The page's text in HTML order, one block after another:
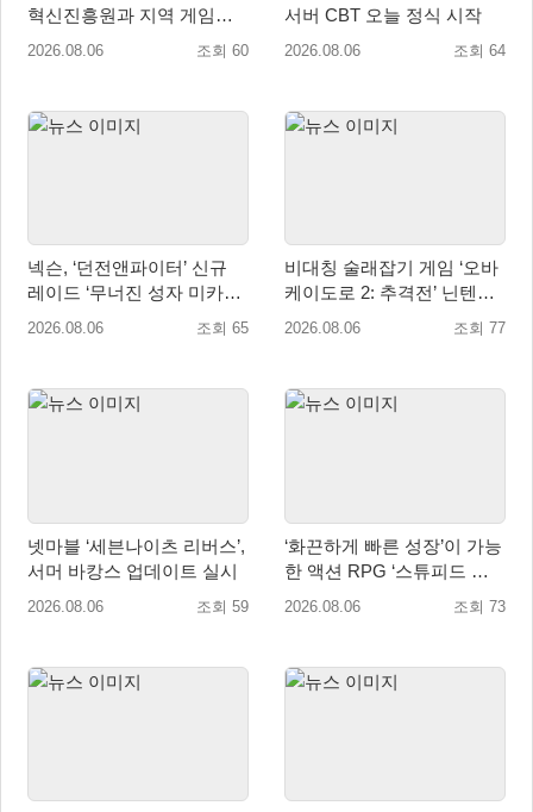
혁신진흥원과 지역 게임산
업 육성 위한 업무협약 체결
2026.08.06 조회 60
서버 CBT 오늘 정식 시작
2026.08.06 조회 64
넥슨, ‘던전앤파이터’ 신규
레이드 ‘무너진 성자 미카엘
라’ 업데이트!
2026.08.06 조회 65
비대칭 술래잡기 게임 ‘오바
케이도로 2: 추격전’ 닌텐도
eShop 출시
2026.08.06 조회 77
넷마블 ‘세븐나이츠 리버스’,
서머 바캉스 업데이트 실시
2026.08.06 조회 59
‘화끈하게 빠른 성장’이 가능
한 액션 RPG ‘스튜피드 네
버 다이즈’ 패키지판 예약판
2026.08.06 조회 73